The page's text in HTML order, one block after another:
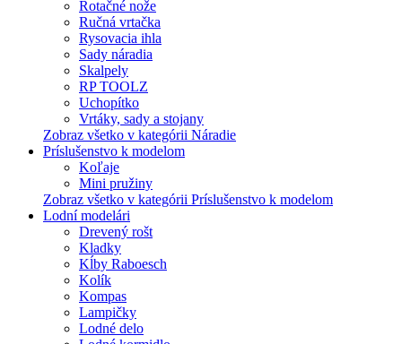
Rotačné nože
Ručná vrtačka
Rysovacia ihla
Sady náradia
Skalpely
RP TOOLZ
Uchopítko
Vrtáky, sady a stojany
Zobraz všetko v kategórii Náradie
Príslušenstvo k modelom
Koľaje
Mini pružiny
Zobraz všetko v kategórii Príslušenstvo k modelom
Lodní modelári
Drevený rošt
Kladky
Kĺby Raboesch
Kolík
Kompas
Lampičky
Lodné delo